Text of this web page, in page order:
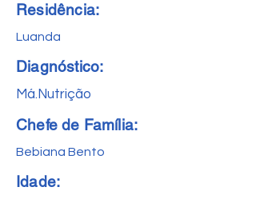
Residência:
Luanda
Diagnóstico:
Má.Nutrição
Chefe de Família:
Bebiana Bento
Idade: